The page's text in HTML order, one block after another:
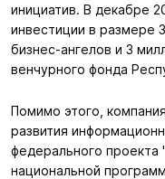
инициатив. В декабре
инвестиции в размере
бизнес-ангелов и 3
венчурного фонда
Помимо этого,
развития
федерального
национальной